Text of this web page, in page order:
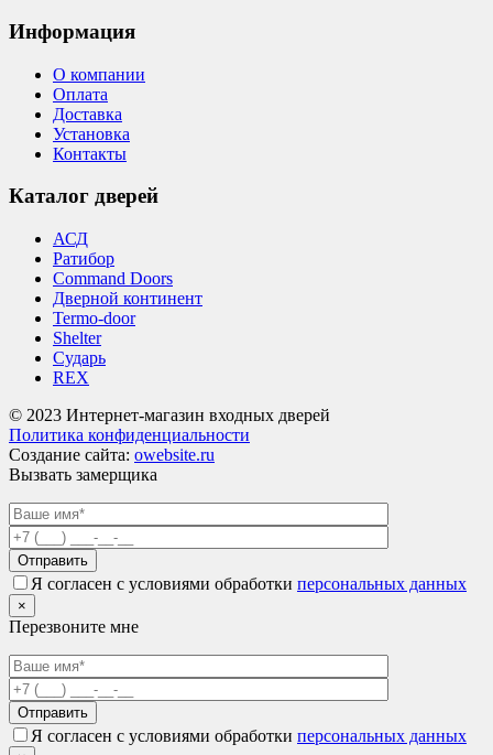
Информация
О компании
Оплата
Доставка
Установка
Контакты
Каталог дверей
АСД
Ратибор
Command Doors
Дверной континент
Termo-door
Shelter
Сударь
REX
© 2023 Интернет-магазин входных дверей
Политика конфиденциальности
Создание сайта: owebsite.ru
Вызвать замерщика
Я согласен с условиями обработки персональных данных
×
Перезвоните мне
Я согласен с условиями обработки персональных данных